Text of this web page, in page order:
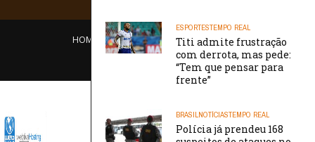
ESPORTESTEMPO REAL
Titi admite frustração
com derrota, mas pede:
“Tem que pensar para
frente”
BRASILNOTÍCIASTEMPO REAL
Polícia já prendeu 168
HOME EQUIPE O PORTAL CONTATO
/// WebtivaHOSTING